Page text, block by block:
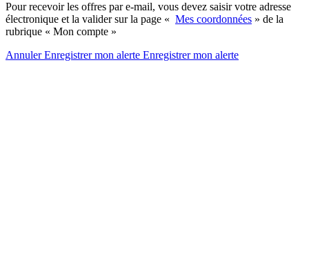
Pour recevoir les offres par e-mail, vous devez saisir votre adresse
électronique et la valider sur la page « Mes coordonnées » de la
rubrique « Mon compte »
AnnulerEnregistrer mon alerte Enregistrermon alerte